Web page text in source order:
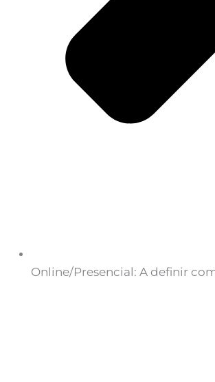
Online/Presencial: A definir